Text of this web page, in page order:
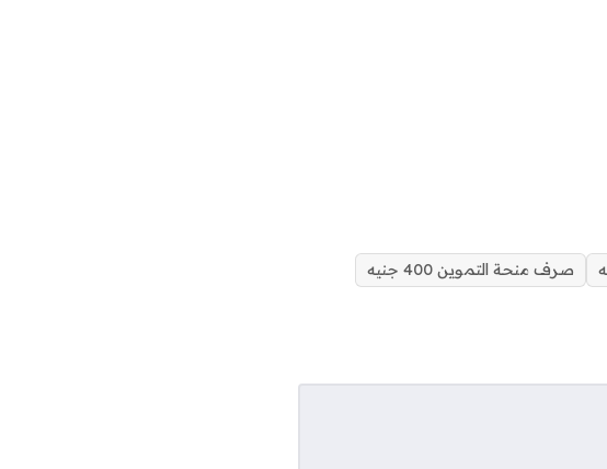
صرف منحة التموين 400 جنيه